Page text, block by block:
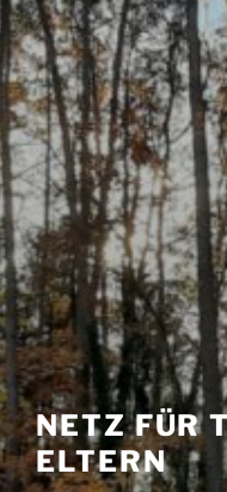
NETZ FÜR
ELTERN